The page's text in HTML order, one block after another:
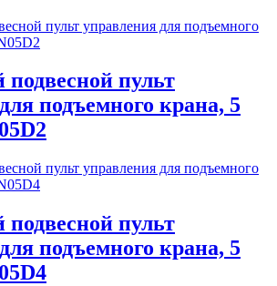
пульт
подъемного крана, 5
пульт
подъемного крана, 5